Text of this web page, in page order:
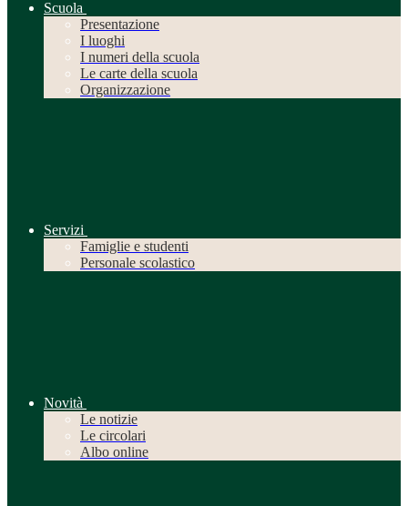
Scuola
Presentazione
I luoghi
I numeri della scuola
Le carte della scuola
Organizzazione
Servizi
Famiglie e studenti
Personale scolastico
Novità
Le notizie
Le circolari
Albo online